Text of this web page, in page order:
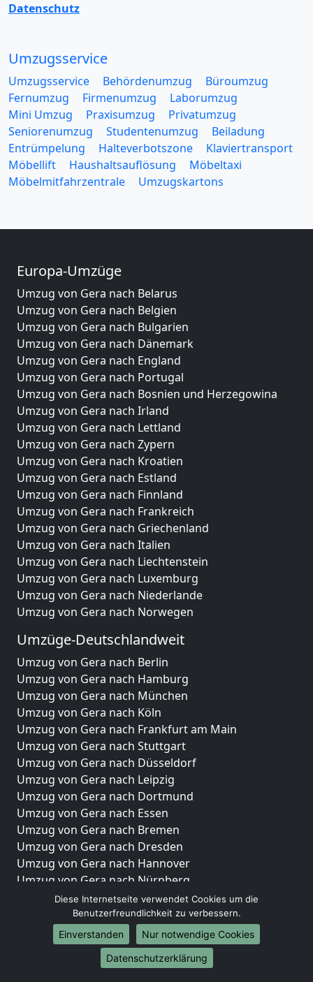
Datenschutz
Umzugsservice
Umzugsservice Behördenumzug
Büroumzug
Fernumzug
Firmenumzug
Laborumzug
Mini Umzug
Praxisumzug
Privatumzug
Seniorenumzug
Studentenumzug
Beiladung
Entrümpelung
Halteverbotszone
Klaviertransport
Möbellift
Haushaltsauflösung
Möbeltaxi
Möbelmitfahrzentrale
Umzugskartons
Europa-Umzüge
Umzug von Gera nach Belarus
Umzug von Gera nach Belgien
Umzug von Gera nach Bulgarien
Umzug von Gera nach Dänemark
Umzug von Gera nach England
Umzug von Gera nach Portugal
Umzug von Gera nach Bosnien und Herzegowina
Umzug von Gera nach Irland
Umzug von Gera nach Lettland
Umzug von Gera nach Zypern
Umzug von Gera nach Kroatien
Umzug von Gera nach Estland
Umzug von Gera nach Finnland
Umzug von Gera nach Frankreich
Umzug von Gera nach Griechenland
Umzug von Gera nach Italien
Umzug von Gera nach Liechtenstein
Umzug von Gera nach Luxemburg
Umzug von Gera nach Niederlande
Umzug von Gera nach Norwegen
Umzüge-Deutschlandweit
Umzug von Gera nach Berlin
Umzug von Gera nach Hamburg
Umzug von Gera nach München
Umzug von Gera nach Köln
Umzug von Gera nach Frankfurt am Main
Umzug von Gera nach Stuttgart
Umzug von Gera nach Düsseldorf
Umzug von Gera nach Leipzig
Umzug von Gera nach Dortmund
Umzug von Gera nach Essen
Umzug von Gera nach Bremen
Umzug von Gera nach Dresden
Umzug von Gera nach Hannover
Umzug von Gera nach Nürnberg
Umzug von Gera nach Duisburg
Umzug von Gera nach Bochum
Umzug von Gera nach Wuppertal
Umzug von Gera nach Bielefeld
Umzug von Gera nach Bonn
Diese Internetseite verwendet Cookies um die
Benutzerfreundlichkeit zu verbessern.
Einverstanden
Nur notwendige Cookies
Datenschutzerklärung